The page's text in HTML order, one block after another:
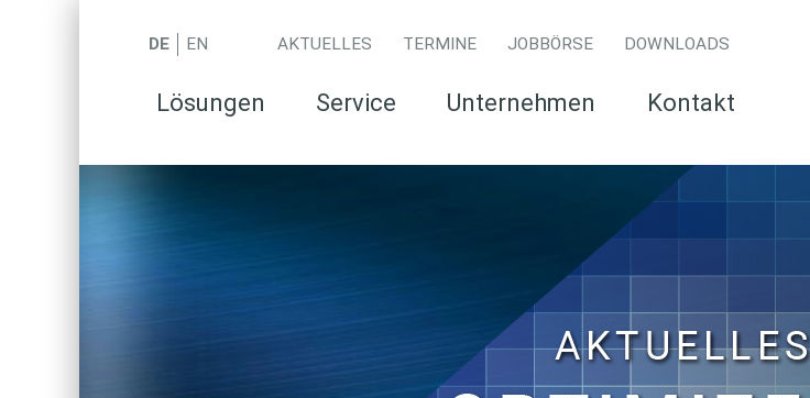
DE EN AKTUELLES TERMINE JOBBÖRSE DOWNLOADS
Lösungen Service Unternehmen Kontakt